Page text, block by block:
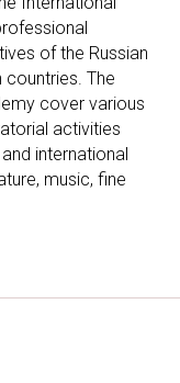
of the Russian
The
cover various
activities
international
music, fine